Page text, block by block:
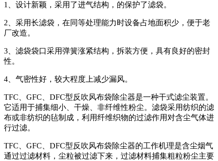
1、设计新颖，采用了进气结构，的保护了滤袋。
2、采用长滤袋，在同等处理能力时设备占地面积少，便于老
厂改造。
3、滤袋袋口采用弹簧涨紧结构，拆装方便，具有良好的密封
性。
4、气密性好，较大程度上减少漏风。
TFC、GFC、DFC型反吹风布袋除尘器是一种干式滤尘装置。
它适用于捕集细小、干燥、非纤维性粉尘。滤袋采用纺织的滤
布或非纺织的毡制成，利用纤维织物的过滤作用对含尘气体进
行过滤。
TFC、GFC、DFC型反吹风布袋除尘器的工作机理是含尘烟气
通过过滤材料，尘粒被过滤下来，过滤材料捕集粗粒粉尘主要